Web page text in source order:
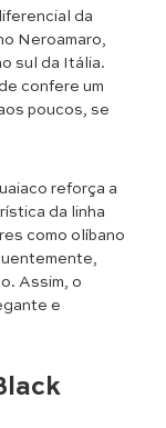
da
Neroamaro,
sul da Itália.
confere um
poucos, se
reforça a
da linha
como olíbano
Assim, o
e